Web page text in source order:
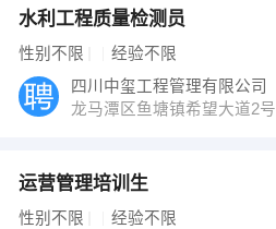
水利工程质量检测员
性别不限 经验不限
四川中玺工程管理有限公司
龙马潭区鱼塘镇希望大道2号
运营管理培训生
性别不限 经验不限